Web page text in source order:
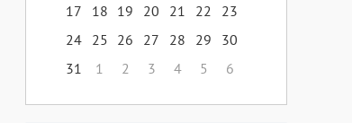
17
18 19 20 21 22
23
24 25 26 27 28 29
30
31
1 2 3 4 5 6